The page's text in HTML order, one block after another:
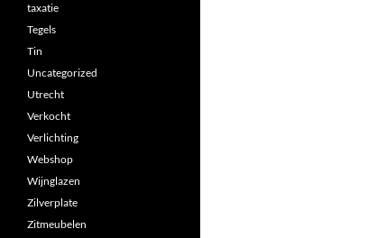
taxatie
Tegels
Tin
Uncategorized
Utrecht
Verkocht
Verlichting
Webshop
Wijnglazen
Zilverplate
Zitmeubelen